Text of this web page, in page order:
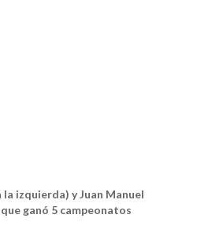
izquierda) y Juan Manuel
ganó 5 campeonatos